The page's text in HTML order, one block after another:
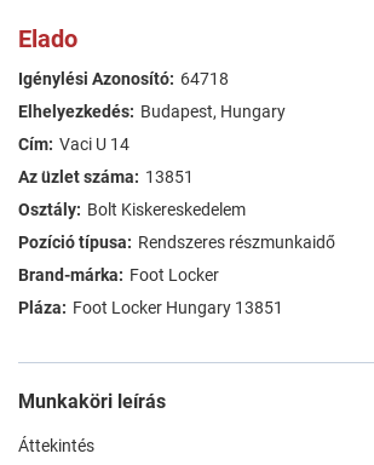
GYIK
ÁLLÁSKERESÉS
Elado
64718
Budapest, Hungary
Vaci U 14
13851
Bolt Kiskereskedelem
Rendszeres részmunkaidő
Foot Locker
Foot Locker Hungary 13851
Munkaköri leírás
Áttekintés